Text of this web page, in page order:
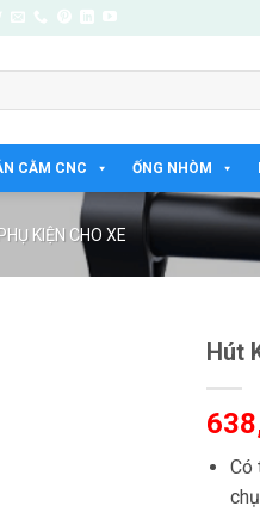
CẰM CNC ỐNG NHÒM
KIỆN CHO XE
Hút
Có